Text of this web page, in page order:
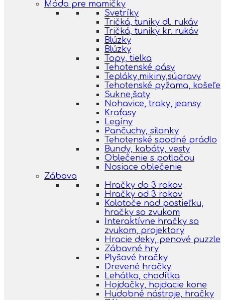
Móda pre mamičky
Svetríky
Tričká, tuniky dl. rukáv
Tričká, tuniky kr. rukáv
Blúzky
Blúzky
Topy, tielka
Tehotenské pásy
Tepláky,mikiny,súpravy
Tehotenské pyžama, košeľe
Sukne,šaty
Nohavice, traky, jeansy
Kraťasy
Legíny
Pančuchy, silonky
Tehotenské spodné prádlo
Bundy, kabáty, vesty
Oblečenie s potlačou
Nosiace oblečenie
Zábava
Hračky do 3 rokov
Hračky od 3 rokov
Kolotoče nad postieľku,
hračky so zvukom
Interaktívne hračky so
zvukom, projektory
Hracie deky, penové puzzle
Zábavné hry
Plyšové hračky
Drevené hračky
Lehátka, chodítka
Hojdačky, hojdacie kone
Hudobné nástroje, hračky